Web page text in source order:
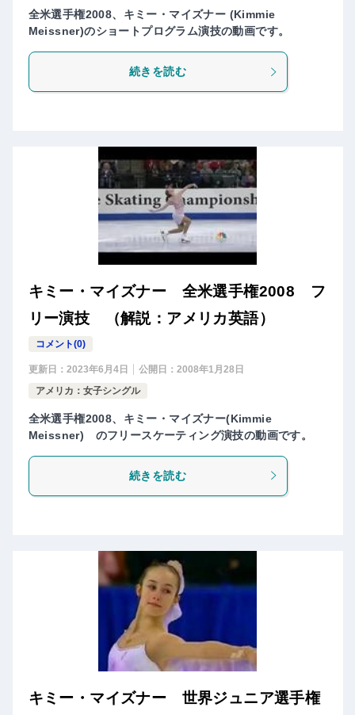
全米選手権2008、キミー・マイズナー (Kimmie
Meissner)のショートプログラム演技の動画です。
続きを読む
キミー・マイズナー 全米選手権2008 フ
リー演技 （解説：アメリカ英語）
コメント(0)
更新日： 2023年6月4日 公開日： 2008年1月28日
アメリカ：女子シングル
全米選手権2008、キミー・マイズナー(Kimmie
Meissner) のフリースケーティング演技の動画です。
続きを読む
キミー・マイズナー 世界ジュニア選手権